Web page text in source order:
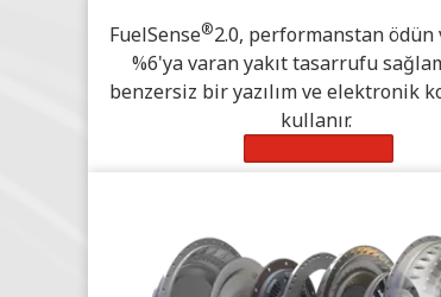
FuelSense®2.0, performanstan ödün
%6'ya varan yakıt tasarrufu
benzersiz bir yazılım ve elektronik
kullanır.